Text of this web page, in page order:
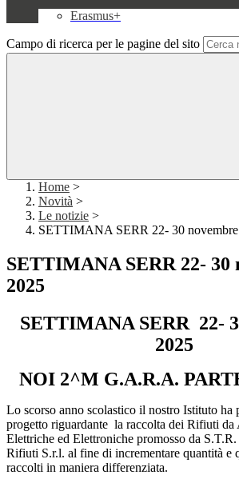
Erasmus+
Campo di ricerca per le pagine del sito
Home >
Novità >
Le notizie >
SETTIMANA SERR 22- 30
SETTIMANA SERR 22- 30
2025
SETTIMANA SERR 22-
2025
NOI 2^M G.A.R.A.
Lo scorso anno scolastico il nostro Istituto ha
progetto riguardante la raccolta dei Rifiuti da
Elettriche ed Elettroniche promosso da
Rifiuti S.r.l. al fine di incrementare quantità e
raccolti in maniera differenziata.